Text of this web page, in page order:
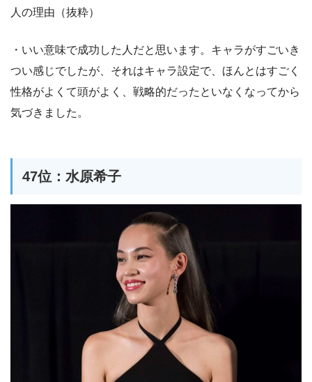
人の理由（抜粋）
・いい意味で成功した人だと思います。キャラがすごいき
つい感じでしたが、それはキャラ設定で、ほんとはすごく
性格がよくて頭がよく、戦略的だったといなくなってから
気づきました。
47位：水原希子